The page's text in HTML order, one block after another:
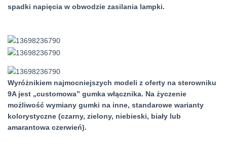
spadki napięcia w obwodzie zasilania lampki.
Wyróżnikiem najmocniejszych modeli z oferty na sterowniku
9A jest „customowa” gumka włącznika. Na życzenie
możliwość wymiany gumki na inne, standarowe warianty
kolorystyczne (czarny, zielony, niebieski, biały lub
amarantowa czerwień).